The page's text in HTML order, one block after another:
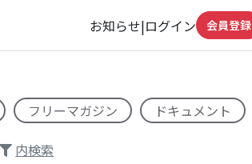
お知らせ|ログイン 会員登録
フリーマガジン ドキュメント
内検索